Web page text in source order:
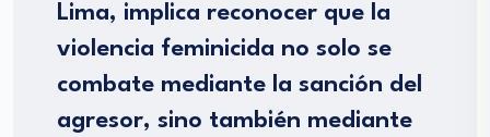
Lima, implica reconocer que la
violencia feminicida no solo se
combate mediante la sanción del
agresor, sino también mediante